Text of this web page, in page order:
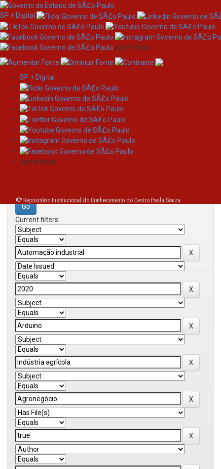
Skip
navigation
SP + Digital
/governosp
SP + Digital
/governosp
Repositório Institucional do Conhecimento do Centro Paula Souza
Search
Search:
Current filters: